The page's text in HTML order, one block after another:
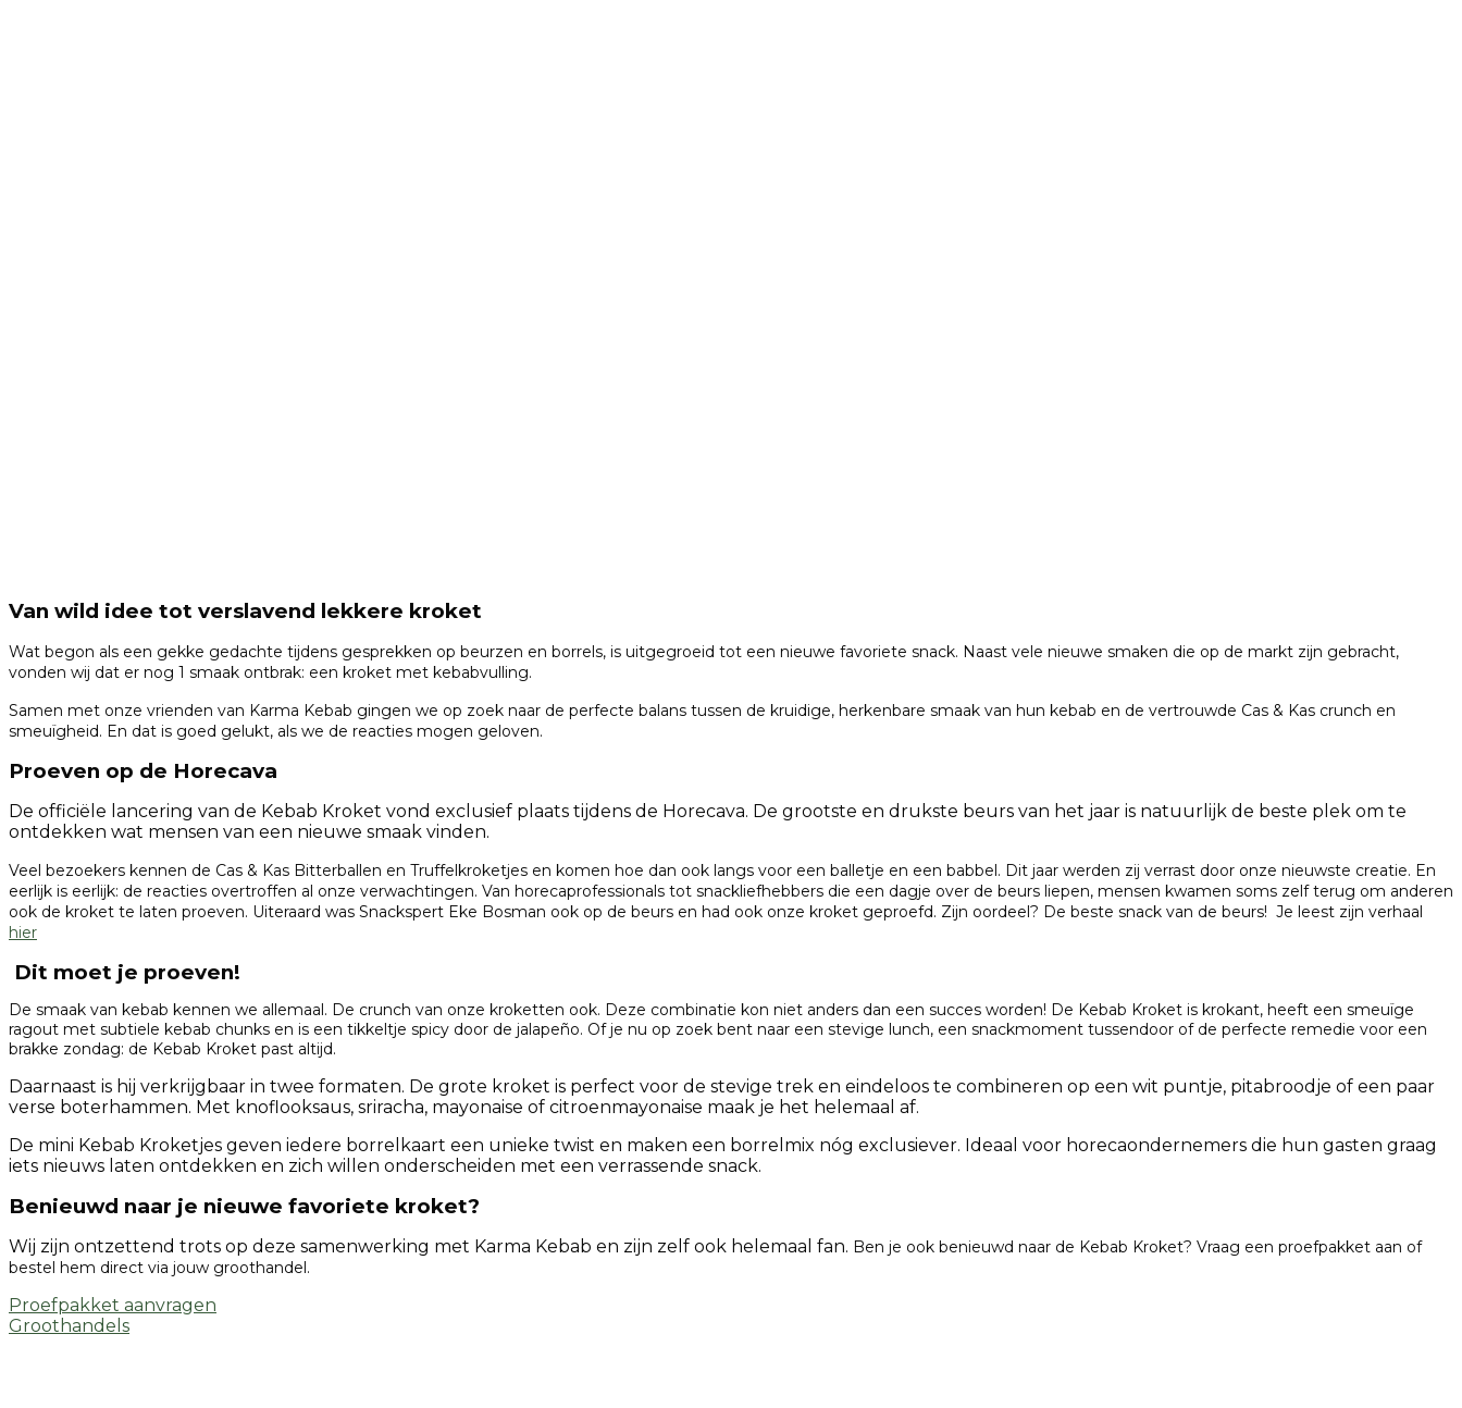
Van wild idee tot verslavend lekkere kroket
Wat begon als een gekke gedachte tijdens gesprekken op beurzen en borrels, is uitgegroeid tot een nieuwe favoriete snack. Naast vele nieuwe smaken die op de markt zijn gebracht,
vonden wij dat er nog 1 smaak ontbrak: een kroket met kebabvulling.
Samen met onze vrienden van Karma Kebab gingen we op zoek naar de perfecte balans tussen de kruidige, herkenbare smaak van hun kebab en de vertrouwde Cas & Kas crunch en
smeuïgheid. En dat is goed gelukt, als we de reacties mogen geloven.
Proeven op de Horecava
De officiële lancering van de Kebab Kroket vond exclusief plaats tijdens de Horecava. De grootste en drukste beurs van het jaar is natuurlijk de beste plek om te
ontdekken wat mensen van een nieuwe smaak vinden.
Veel bezoekers kennen de Cas & Kas Bitterballen en Truffelkroketjes en komen hoe dan ook langs voor een balletje en een babbel. Dit jaar werden zij verrast door onze nieuwste creatie. En
eerlijk is eerlijk: de reacties overtroffen al onze verwachtingen. Van horecaprofessionals tot snackliefhebbers die een dagje over de beurs liepen, mensen kwamen soms zelf terug om anderen
ook de kroket te laten proeven. Uiteraard was Snackspert Eke Bosman ook op de beurs en had ook onze kroket geproefd. Zijn oordeel? De beste snack van de beurs! Je leest zijn verhaal
hier
Dit moet je proeven!
De smaak van kebab kennen we allemaal. De crunch van onze kroketten ook. Deze combinatie kon niet anders dan een succes worden! De Kebab Kroket is krokant, heeft een smeuïge
ragout met subtiele kebab chunks en is een tikkeltje spicy door de jalapeño. Of je nu op zoek bent naar een stevige lunch, een snackmoment tussendoor of de perfecte remedie voor een
brakke zondag: de Kebab Kroket past altijd.
Daarnaast is hij verkrijgbaar in twee formaten. De grote kroket is perfect voor de stevige trek en eindeloos te combineren op een wit puntje, pitabroodje of een paar
verse boterhammen. Met knoflooksaus, sriracha, mayonaise of citroenmayonaise maak je het helemaal af.
De mini Kebab Kroketjes geven iedere borrelkaart een unieke twist en maken een borrelmix nóg exclusiever. Ideaal voor horecaondernemers die hun gasten graag
iets nieuws laten ontdekken en zich willen onderscheiden met een verrassende snack.
Benieuwd naar je nieuwe favoriete kroket?
Wij zijn ontzettend trots op deze samenwerking met Karma Kebab en zijn zelf ook helemaal fan. Ben je ook benieuwd naar de Kebab Kroket? Vraag een proefpakket aan of
bestel hem direct via jouw groothandel.
Proefpakket aanvragen
Groothandels